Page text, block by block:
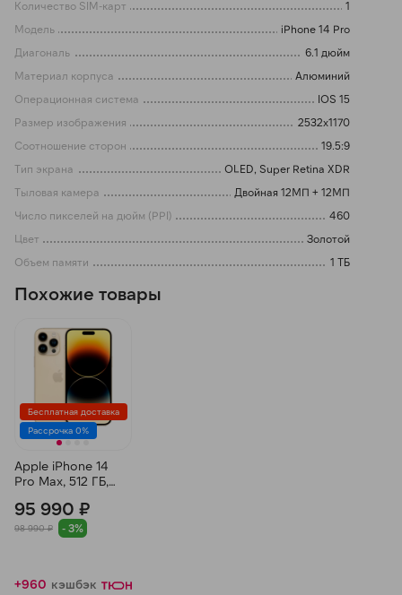
Количество SIM-карт
1
Модель
iPhone 14 Pro
Диагональ
6.1 дюйм
Материал корпуса
Алюминий
Операционная система
IOS 15
Размер изображения
2532x1170
Соотношение сторон
19.5:9
Тип экрана
OLED, Super Retina XDR
Тыловая камера
Двойная 12МП + 12МП
Число пикселей на дюйм (PPI)
460
Цвет
Золотой
Объем памяти
1 ТБ
Похожие товары
Бесплатная доставка
Рассрочка 0%
Apple iPhone 14
Pro Max, 512 ГБ,
95 990 ₽
98 990 ₽ - 3%
+960 кэшбэк